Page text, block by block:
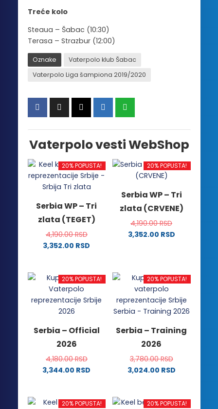
Treće kolo
Steaua – Šabac (10:30)
Terasa – Strazbur (12:00)
Oznake
Vaterpolo klub Šabac
Vaterpolo Liga šampiona 2019/2020
Vaterpolo vesti WebShop
20% POPUSTA!
Serbia WP – Tri
zlata (TEGET)
4,190.00RSD
3,352.00 RSD
ima
više
varijanti.
Opcije
biti
izabrane
na
stranici
20% POPUSTA!
Serbia WP – Tri
zlata (CRVENE)
4,190.00RSD
3,352.00 RSD
više
varijanti.
Opcije
mogu
izabrane
na
stranici
proizvoda.
20% POPUSTA!
Serbia – Official
2026
4,180.00RSD
3,344.00 RSD
ima
20% POPUSTA!
Serbia – Training
2026
3,780.00RSD
3,024.00 RSD
ima
20% POPUSTA! 20% POPUSTA!